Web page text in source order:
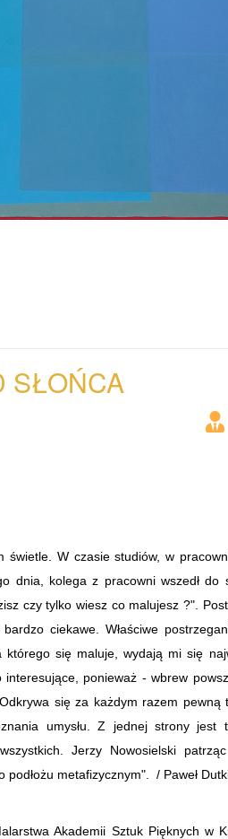
SŁOŃCA
W czasie studiów, w
dnia, kolega z pracowni wszedł do
czy tylko wiesz co malujesz ?".
ciekawe. Właściwe
się maluje, wydają mi się
ponieważ - wbrew
się za każdym razem pewną
umysłu. Z jednej strony
Jerzy Nowosielski
metafizycznym". / Paweł
Akademii Sztuk Pięknych w